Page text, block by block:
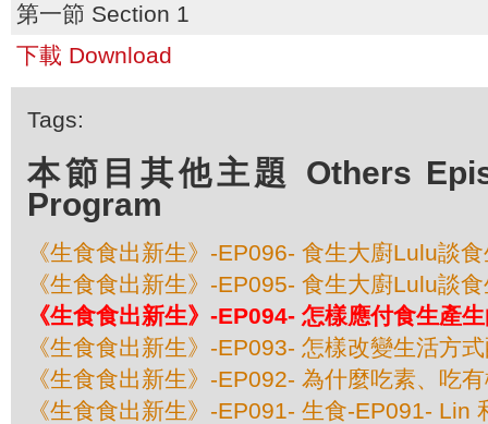
第一節 Section 1
下載 Download
Tags:
本節目其他主題 Others
Program
《生食食出新生》-EP096- 食生大廚Lulu談
《生食食出新生》-EP095- 食生大廚Lulu談
《生食食出新生》-EP094- 怎樣應付食生產
《生食食出新生》-EP093- 怎樣改變生活方
《生食食出新生》-EP092- 為什麼吃素、吃
《生食食出新生》-EP091- 生食-EP091- Lin